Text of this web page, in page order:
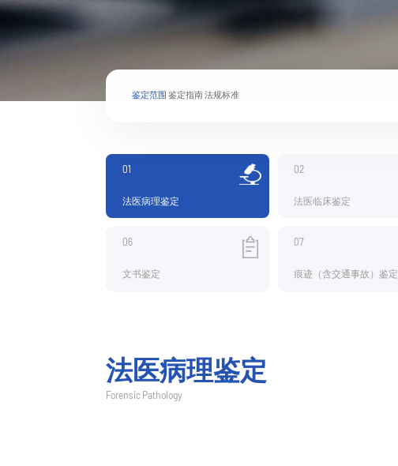
鉴定范围 鉴定指南法规标准
01
法医病理鉴定
02
法医临床鉴定
06
文书鉴定
07
痕迹（含交通事故）鉴定
法医病理鉴定
Forensic Pathology